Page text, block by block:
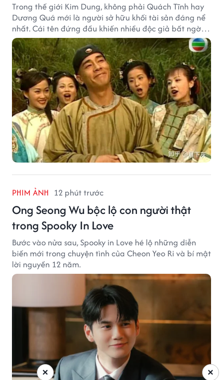
Trong thế giới Kim Dung, không phải Quách Tĩnh hay
Dương Quá mới là người sở hữu khối tài sản đáng nể
nhất. Cái tên đứng đầu khiến nhiều độc giả bất ngờ
bởi xuất thân của nhân vật này hoàn toàn không
giống một đại hiệp.
PHIM ẢNH 12 phút trước
Ong Seong Wu bộc lộ con người thật
trong Spooky In Love
Bước vào nửa sau, Spooky in Love hé lộ những diễn
biến mới trong chuyện tình của Cheon Yeo Ri và bí mật
lời nguyền 12 năm.
×
×